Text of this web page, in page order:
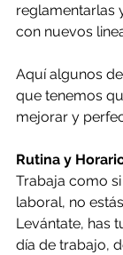
reglamentarlas
con nuevos
Aquí algunos
que tenemos
mejorar y
Rutina y
Trabaja como
laboral, no
Levántate, has
día de trabajo,